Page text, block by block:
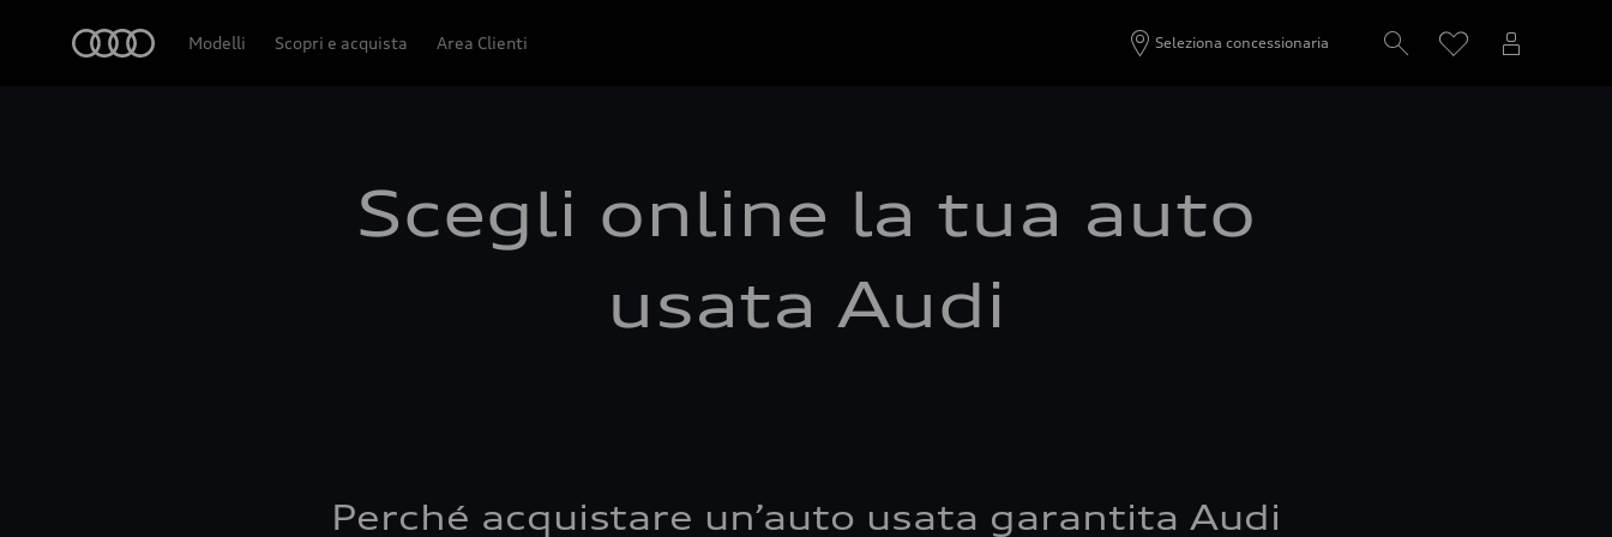
Modelli Scopri e acquista Area Clienti Seleziona concessionaria
Scegli online la tua auto
usata Audi
Perché acquistare un’auto usata garantita Audi